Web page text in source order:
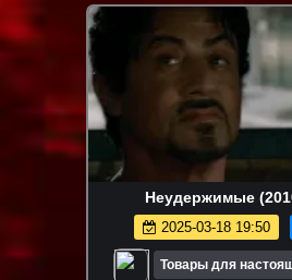
Неудержимые
2025-03-18 19:50
Товары для